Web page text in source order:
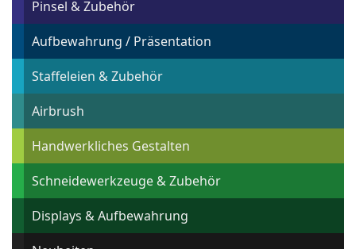
Pinsel & Zubehör
Aufbewahrung / Präsentation
Staffeleien & Zubehör
Airbrush
Handwerkliches Gestalten
Schneidewerkzeuge & Zubehör
Displays & Aufbewahrung